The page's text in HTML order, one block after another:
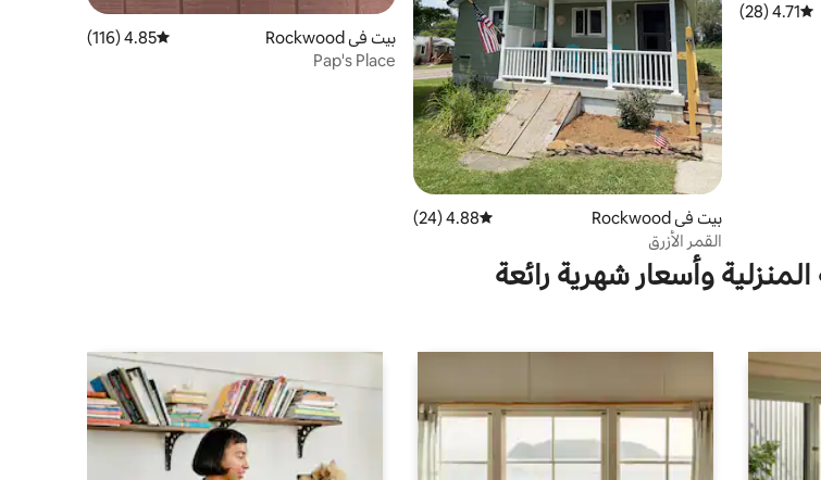
متوسط التقييم 4.71 من 5، 28 مراجعات
4.71 (28)
بيت في Rockwood متوسط التقييم 4.88 من 5، 24 مراجعات
4.88 (24)
القمر الأزرق
بيت في Rockwood متوسط التقييم 4.85 من 5، 116 مراجعات
4.85 (116)
Pap's Place
وأسعار شهرية رائعة